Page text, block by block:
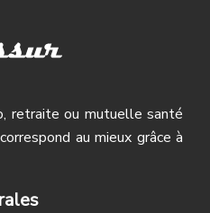
retraite ou mutuelle santé
au mieux grâce à